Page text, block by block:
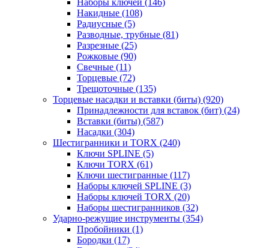
Наборы ключей (146)
Накидные (108)
Радиусные (5)
Разводные, трубные (81)
Разрезные (25)
Рожковые (90)
Свечные (11)
Торцевые (72)
Трещоточные (135)
Торцевые насадки и вставки (биты) (920)
Принадлежности для вставок (бит) (24)
Вставки (биты) (587)
Насадки (304)
Шестигранники и TORX (240)
Ключи SPLINE (5)
Ключи TORX (61)
Ключи шестигранные (117)
Наборы ключей SPLINE (3)
Наборы ключей TORX (20)
Наборы шестигранников (32)
Ударно-режущие инструменты (354)
Пробойники (1)
Бородки (17)